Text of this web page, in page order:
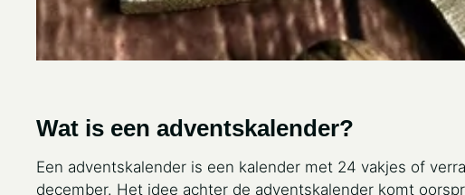
Wat is een adventskalender?
Een adventskalender is een kalender met 24 vakjes of
december. Het idee achter de adventskalender komt